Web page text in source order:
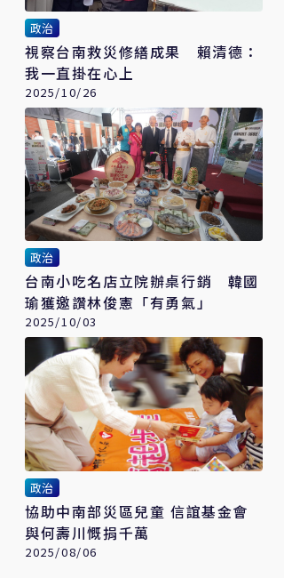
政治
視察台南救災修繕成果 賴清德：
我一直掛在心上
2025/10/26
政治
台南小吃名店立院辦桌行銷 韓國
瑜獲邀讚林俊憲「有勇氣」
2025/10/03
政治
協助中南部災區兒童 信誼基金會
與何壽川慨捐千萬
2025/08/06